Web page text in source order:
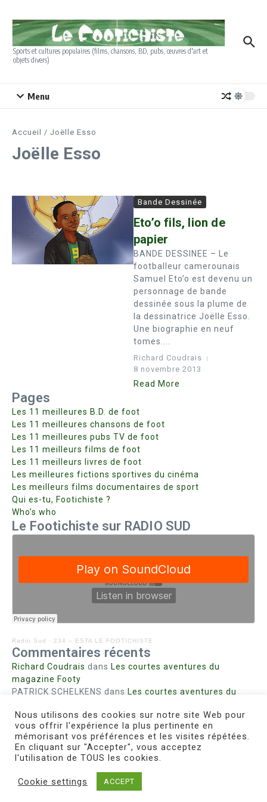
Sports et cultures populaires (films, chansons, BD, pubs, œuvres d'art et
objets divers)
Menu
Accueil / Joëlle Esso
Joëlle Esso
Bande Dessinée
Eto’o fils, lion de
papier
BANDE DESSINEE – Le
footballeur camerounais
Samuel Eto’o est devenu un
personnage de bande
dessinée sous la plume de
la dessinatrice Joëlle Esso.
Une biographie en neuf
tomes....
Richard Coudrais
8 novembre 2013
Read More
Pages
Les 11 meilleures B.D. de foot
Les 11 meilleures chansons de foot
Les 11 meilleures pubs TV de foot
Les 11 meilleurs films de foot
Les 11 meilleurs livres de foot
Les meilleures fictions sportives du cinéma
Les meilleurs films documentaires de sport
Qui es-tu, Footichiste ?
Who’s who
Le Footichiste sur RADIO SUD
Radio Sud · 234 – ESTA LE FOOTICHISTE
Commentaires récents
Richard Coudrais dans Les courtes aventures du
magazine Footy
PATRICK SCHELKENS dans Les courtes aventures du
Bohn fabiennedans Intrigues sanglantes à Mulhouse
Steph. RUTA dansLust for Nice
MIRMANDdansPieds agiles et champignons
Copyright © 2026 Le Footichiste | Réalisé par
Nous utilisons des cookies sur notre site Web pour
vous offrir l'expérience la plus pertinente en
mémorisant vos préférences et les visites répétées.
En cliquant sur "Accepter", vous acceptez
l'utilisation de TOUS les cookies.
Cookie settings ACCEPT